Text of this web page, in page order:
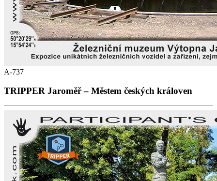
A-737
TRIPPER Jaroměř – Městem českých královen